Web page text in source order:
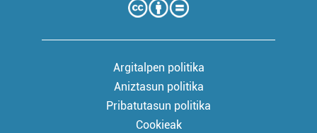
Argitalpen politika
Aniztasun politika
Pribatutasun politika
Cookieak